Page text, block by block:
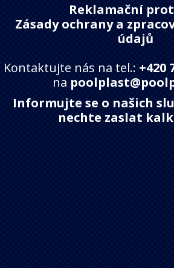
Reklamační
Zásady ochrany a
údajů
Kontaktujte nás na tel.:+420
na
Informujte se o našich
nechte zaslat